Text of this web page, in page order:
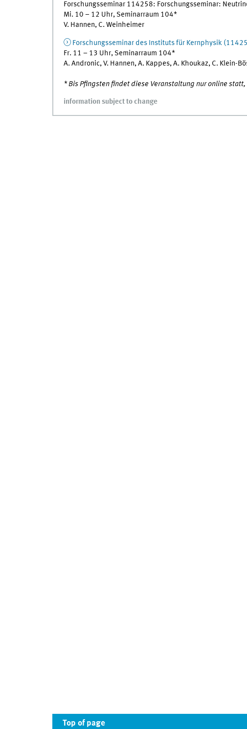
Forschungsseminar 114258: Forschungsseminar:
Mi. 10 – 12 Uhr, Seminarraum 104*
V. Hannen, C. Weinheimer
Forschungsseminar des Instituts für Kernphysik
Fr. 11 – 13 Uhr, Seminarraum 104*
A. Andronic, V. Hannen, A. Kappes, A. Khoukaz, C. Klein-
* Bis Pfingsten findet diese Veranstaltung nur online
information subject to change
Top of page